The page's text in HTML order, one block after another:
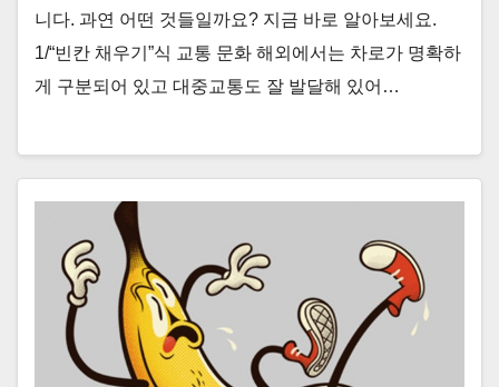
니다. 과연 어떤 것들일까요? 지금 바로 알아보세요.
1/“빈칸 채우기”식 교통 문화 해외에서는 차로가 명확하
게 구분되어 있고 대중교통도 잘 발달해 있어…